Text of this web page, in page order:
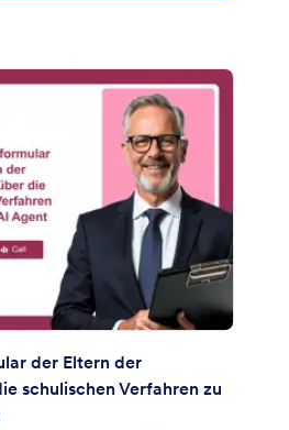
der Eltern der
schulischen Verfahren zu